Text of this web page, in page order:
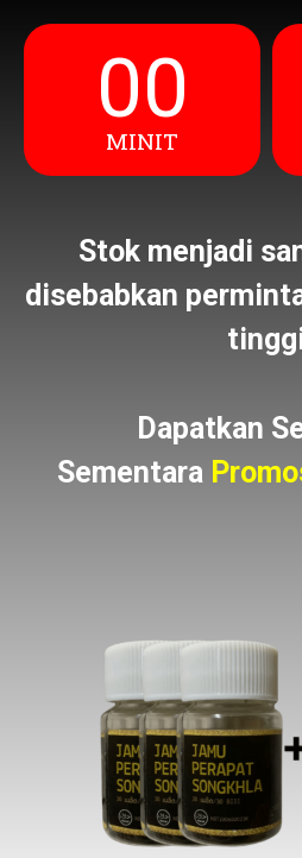
00
MINIT
Stok menjadi
disebabkan
Dapatkan
Sementara